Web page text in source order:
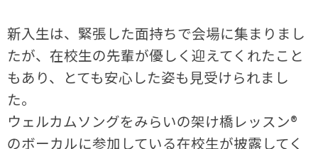
新入生は、緊張した面持ちで会場に集まりまし
たが、在校生の先輩が優しく迎えてくれたこと
もあり、とても安心した姿も見受けられまし
た。
ウェルカムソングをみらいの架け橋レッスン®
のボーカルに参加している在校生が披露してく